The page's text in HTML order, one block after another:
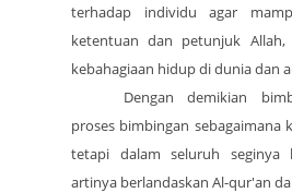
terhadap individu agar
ketentuan dan petunjuk Allah,
kebahagiaan hidup di dunia dan
Dengan demikian
proses bimbingan sebagaimana
tetapi dalam seluruh seginya
artinya berlandaskan Al-qur'an